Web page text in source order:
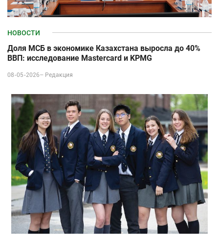
НОВОСТИ
Доля МСБ в экономике Казахстана выросла до 40%
ВВП: исследование Mastercard и KPMG
08-05-2026– Редакция